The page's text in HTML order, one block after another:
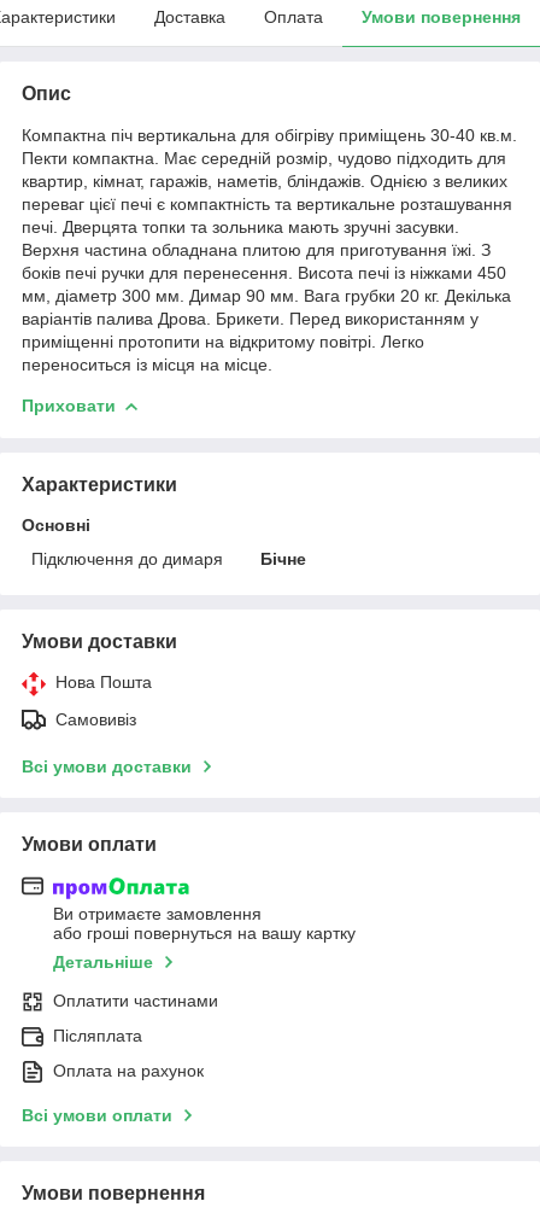
Доставка Оплата Умови повернення
Опис
Компактна піч вертикальна для обігріву приміщень 30-40 кв.м.
Пекти компактна. Має середній розмір, чудово підходить для
квартир, кімнат, гаражів, наметів, бліндажів. Однією з великих
переваг цієї печі є компактність та вертикальне розташування
печі. Дверцята топки та зольника мають зручні засувки.
Верхня частина обладнана плитою для приготування їжі. З
боків печі ручки для перенесення. Висота печі із ніжками 450
мм, діаметр 300 мм. Димар 90 мм. Вага грубки 20 кг. Декілька
варіантів палива Дрова. Брикети. Перед використанням у
приміщенні протопити на відкритому повітрі. Легко
переноситься із місця на місце.
Приховати
Характеристики
Основні
Підключення до димаря
Бічне
Умови доставки
Нова Пошта
Самовивіз
Всі умови доставки
Умови оплати
Ви отримаєте замовлення
або гроші повернуться на вашу картку
Детальніше
Оплатити частинами
Післяплата
Оплата на рахунок
Всі умови оплати
Умови повернення